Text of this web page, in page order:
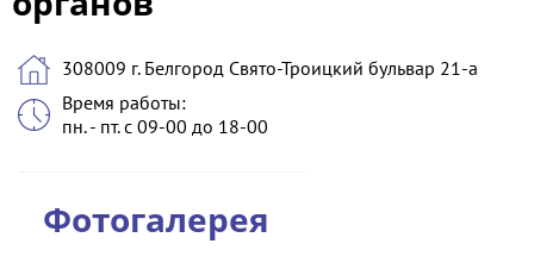
308009 г. Белгород Свято-Троицкий бульвар 21-а
Время работы:
пн. - пт. с 09-00 до 18-00
Фотогалерея